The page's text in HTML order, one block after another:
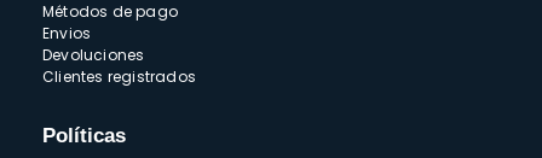
Métodos de pago
Envios
Devoluciones
Clientes registrados
Políticas